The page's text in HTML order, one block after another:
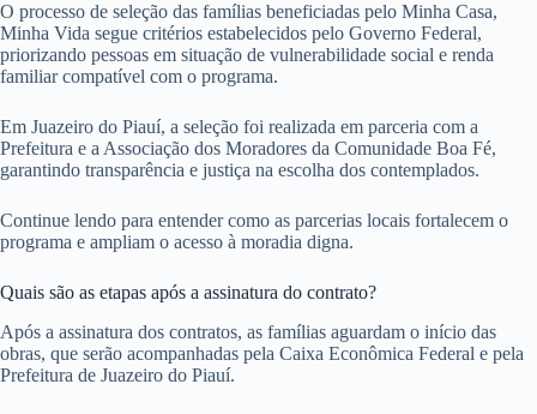
O processo de seleção das famílias beneficiadas pelo Minha Casa,
Minha Vida segue critérios estabelecidos pelo Governo Federal,
priorizando pessoas em situação de vulnerabilidade social e renda
familiar compatível com o programa.
Em Juazeiro do Piauí, a seleção foi realizada em parceria com a
Prefeitura e a Associação dos Moradores da Comunidade Boa Fé,
garantindo transparência e justiça na escolha dos contemplados.
Continue lendo para entender como as parcerias locais fortalecem o
programa e ampliam o acesso à moradia digna.
Quais são as etapas após a assinatura do contrato?
Após a assinatura dos contratos, as famílias aguardam o início das
obras, que serão acompanhadas pela Caixa Econômica Federal e pela
Prefeitura de Juazeiro do Piauí.